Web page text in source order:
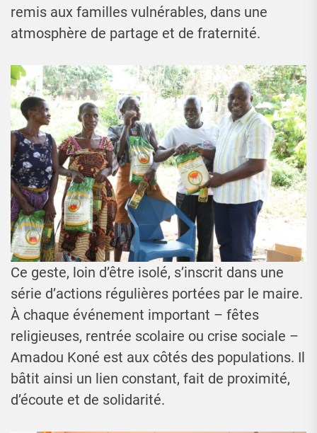
remis aux familles vulnérables, dans une
atmosphère de partage et de fraternité.
Ce geste, loin d’être isolé, s’inscrit dans une
série d’actions régulières portées par le maire.
À chaque événement important – fêtes
religieuses, rentrée scolaire ou crise sociale –
Amadou Koné est aux côtés des populations. Il
bâtit ainsi un lien constant, fait de proximité,
d’écoute et de solidarité.